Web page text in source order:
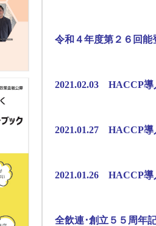
令和４年度第２６回
2021.02.03 HACCP
2021.01.27 HACCP
2021.01.26 HACCP
全飲連･創立５５周年